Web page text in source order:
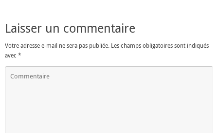
Laisser un commentaire
Votre adresse e-mail ne sera pas publiée. Les champs obligatoires sont indiqués
avec *